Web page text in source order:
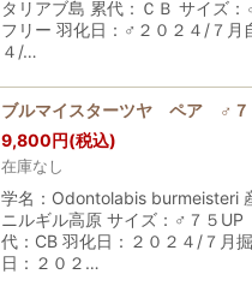
タリアブ島 累代：ＣＢ サイズ
フリー 羽化日：♂２０２４/７
４/…
ブルマイスターツヤ ペア ♂７
9,800円(税込)
在庫なし
学名：Odontolabis burmeisteri
ニルギル高原 サイズ：♂７５
代：CB 羽化日：２０２４/７月
日：２０２…